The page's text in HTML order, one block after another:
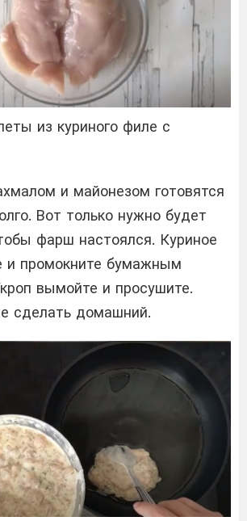
из куриного филе с
и майонезом готовятся
Вот только нужно будет
фарш настоялся. Куриное
и промокните бумажным
вымойте и просушите.
сделать домашний.